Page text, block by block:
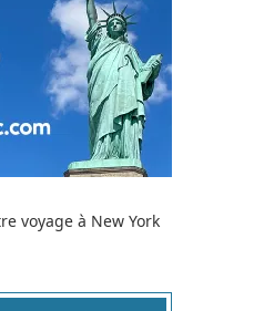
voyage à New York